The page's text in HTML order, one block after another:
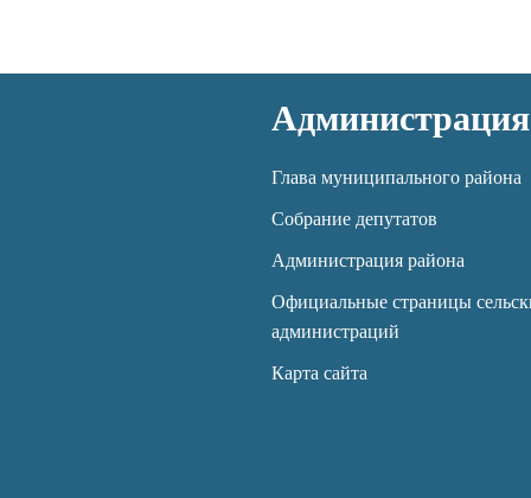
Администрация
Глава муниципального района
Собрание депутатов
Администрация района
Официальные страницы
администраций
Карта сайта